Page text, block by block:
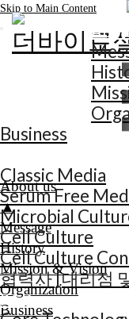
Skip to Main Content
About us
▲
Message
History
Mission & Vision
Organization
Business
Business
Classic Media
Serum Free
Microbial
Cell Culture
Cell Culture
협력사 [대리점
R&D